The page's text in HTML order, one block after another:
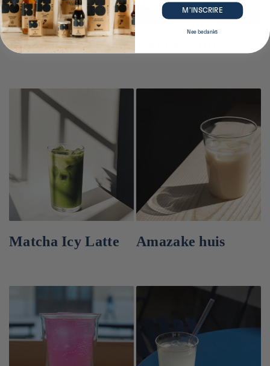
Latte miso karamel
Matcha Icy Latte Amazake huis
M’INSCRIRE
Nee bedankt